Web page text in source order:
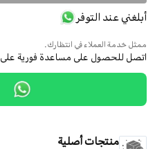
أبلغني عند التوفر
ممثل خدمة العملاء في انتظارك.
اتصل للحصول على مساعدة فورية على
منتجات أصلية